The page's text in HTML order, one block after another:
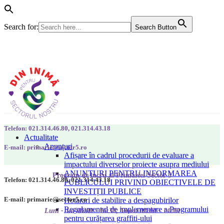
Search for: Search Button
Actualitate
Anunțuri
Afișare în cadrul procedurii de evaluare a
impactului diverselor proiecte asupra mediului
ANUNȚURI PENTRU INFORMAREA
PUBLICULUI PRIVIND OBIECTIVELE DE
INVESTIȚII PUBLICE
Hotarari de stabilire a despagubirilor
Regulamentul de implementare a Programului
pentru curățarea graffiti-ului
Telefon: 021.314.46.80, 021.314.43.18
E-mail: primarie@sector5.ro
Program de lucru al Primăriei Sector 5
Luni - Joi 08:00 - 16:30; Vineri 08:00 - 14:00
Telefon: 021.314.46.80, 021.314.43.18
E-mail: primarie@sector5.ro